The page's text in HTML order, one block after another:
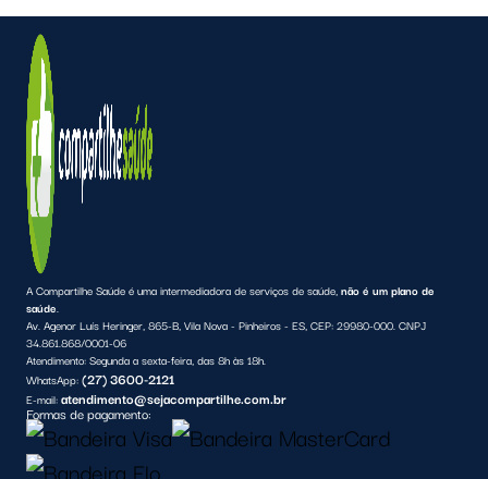
A Compartilhe Saúde é uma intermediadora de serviços de saúde,não é um plano de
saúde.
Av. Agenor Luís Heringer, 865-B, Vila Nova - Pinheiros - ES, CEP: 29980-000. CNPJ
34.861.868/0001-06
Atendimento:Segunda a sexta-feira, das 8h às 18h.
WhatsApp:(27) 3600-2121
E-mail:atendimento@sejacompartilhe.com.br
Formas de pagamento: